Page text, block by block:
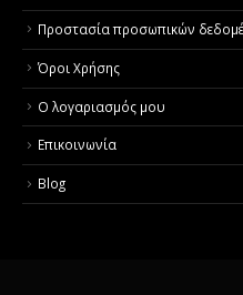
Προστασία προσωπικών
Όροι Χρήσης
Ο λογαριασμός μου
Επικοινωνία
Blog